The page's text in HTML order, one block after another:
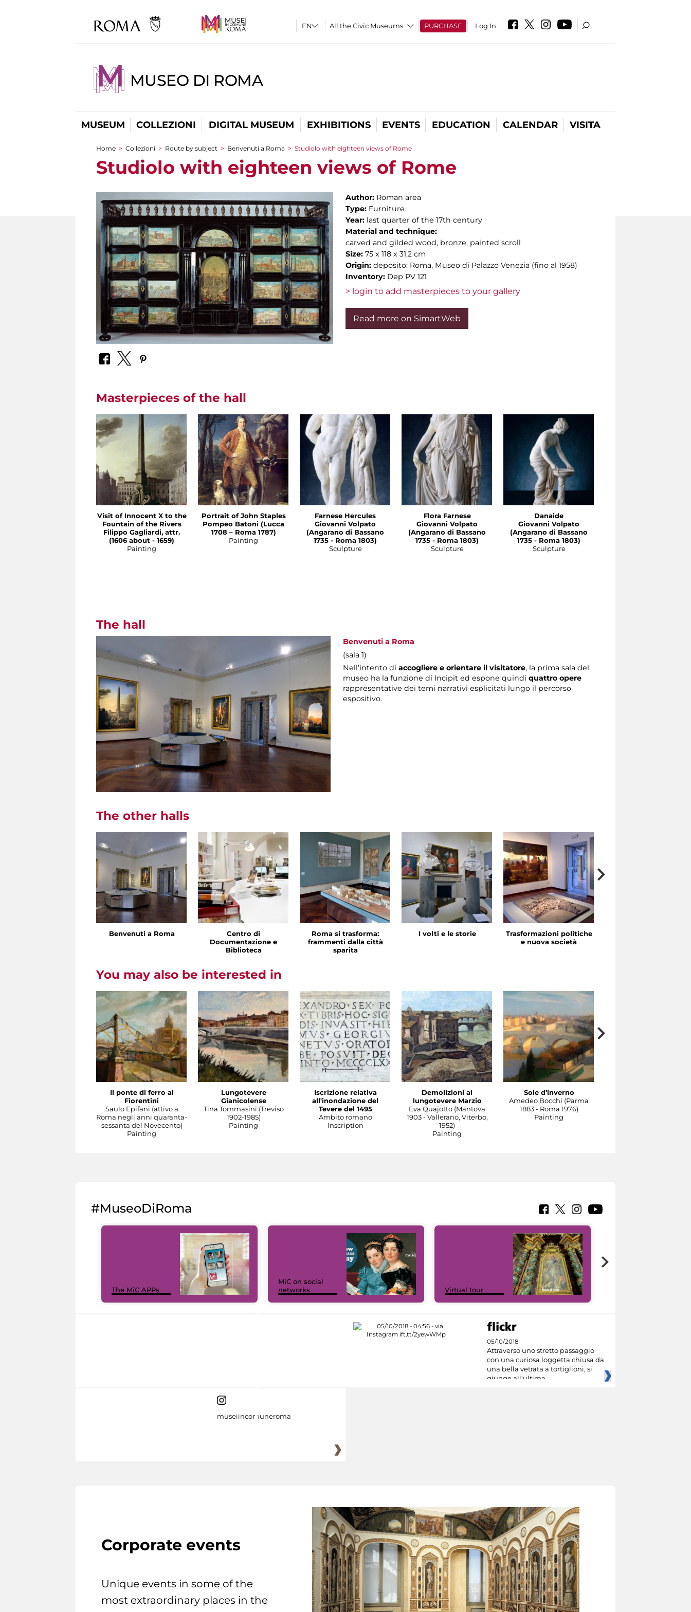
All the Civic Museums PURCHASE Log In
MUSEO DI ROMA
MUSEUM COLLEZIONI DIGITAL MUSEUM EXHIBITIONS EVENTS EDUCATION CALENDAR VISITA
You are here
Home > Collezioni > Route by subject > Benvenuti a Roma > Studiolo with eighteen views of Rome
Studiolo with eighteen views of Rome
Author: Roman area
Type: Furniture
Year: last quarter of the 17th century
Material and technique:
carved and gilded wood, bronze, painted scroll
Size: 75 x 118 x 31,2 cm
Origin: deposito: Roma, Museo di Palazzo Venezia (fino al 1958)
Inventory: Dep PV 121
> login to add masterpieces to your gallery
Read more on SimartWeb
Masterpieces of the hall
Visit of Innocent X to the
Fountain of the Rivers
Filippo Gagliardi, attr.
(1606 about - 1659)
Painting
Portrait of John Staples
Pompeo Batoni (Lucca
1708 – Roma 1787)
Painting
Farnese Hercules
Giovanni Volpato
(Angarano di Bassano
1735 - Roma 1803)
Sculpture
Flora Farnese
Giovanni Volpato
(Angarano di Bassano
1735 - Roma 1803)
Sculpture
Danaide
Giovanni Volpato
(Angarano di Bassano
1735 - Roma 1803)
Sculpture
The hall
Benvenuti a Roma
(sala 1)
Nell’intento diaccogliere e orientare il visitatore, la prima sala del
museo ha la funzione di Incipit ed espone quindiquattro opere
rappresentative dei temi narrativi esplicitati lungo il percorso
espositivo.
The other halls
Benvenuti a Roma
Centro di
Documentazione e
Biblioteca
Roma si trasforma:
frammenti dalla città
sparita
I volti e le storie
Trasformazioni politiche
e nuova società
You may also be interested in
Il ponte di ferro ai
Fiorentini
Saulo Epifani (attivo a
Roma negli anni quaranta-
sessanta del Novecento)
Painting
Lungotevere
Gianicolense
Tina Tommasini (Treviso
1902-1985)
Painting
Iscrizione relativa
all'inondazione del
Tevere del 1495
Ambito romano
Inscription
Demolizioni al
lungotevere Marzio
Eva Quajotto (Mantova
1903 - Vallerano, Viterbo,
1952)
Painting
Sole d’inverno
Amedeo Bocchi (Parma
1883 - Roma 1976)
Painting
#MuseoDiRoma
The MiC APPs
MiC on social
networks
Virtual tour
05/10/2018
Attraverso uno stretto passaggio
con una curiosa loggetta chiusa da
una bella vetrata a tortiglioni, si
giunge all'ultima
museiincomuneroma
Corporate events
Unique events in some of the
most extraordinary places in the